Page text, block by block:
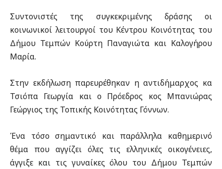
Συντονιστές της συγκεκριμένης δράσης οι
κοινωνικοί λειτουργοί του Κέντρου Κοινότητας του
Δήμου Τεμπών Κούρτη Παναγιώτα και Καλογήρου
Μαρία.
Στην εκδήλωση παρευρέθηκαν η αντιδήμαρχος κα
Τσιόπα Γεωργία και ο Πρόεδρος κος Μπανιώρας
Γεώργιος της Τοπικής Κοινότητας Γόννων.
Ένα τόσο σημαντικό και παράλληλα καθημερινό
θέμα που αγγίζει όλες τις ελληνικές οικογένειες,
άγγιξε και τις γυναίκες όλου του Δήμου Τεμπών